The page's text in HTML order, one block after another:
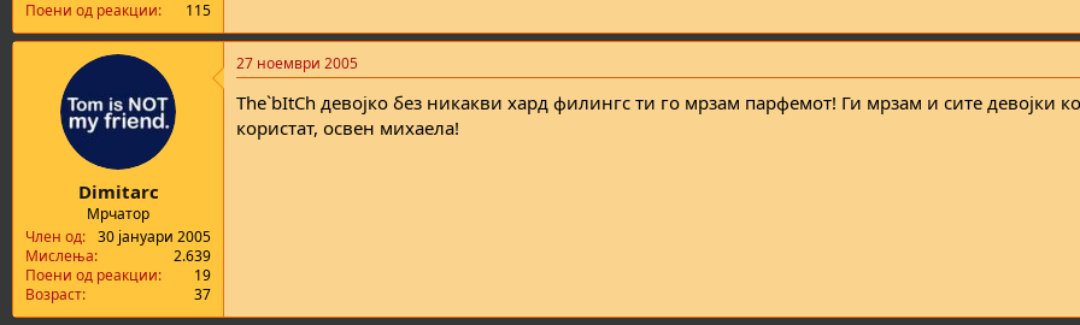
Поени од реакции
115
Dimitarc
Мрчатор
Член од
30 јануари 2005
Мислења
2.639
Поени од реакции
19
Возраст
37
27 ноември 2005
The`bItCh девојко без никакви хард филингс ти го мрзам парфемот! Ги мрзам и сите девојки
користат, освен михаела!